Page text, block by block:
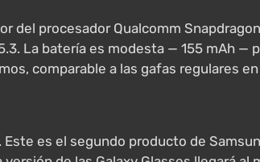
del procesador Qualcomm
La batería es modesta — 155 mAh —
comparable a las gafas regulares
Este es el segundo producto de